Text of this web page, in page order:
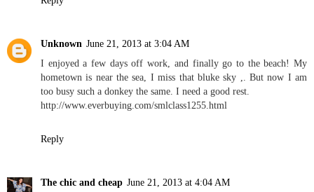
Unknown June 21, 2013 at 3:04 AM
I enjoyed a few days off work, and finally go to the beach! My
hometown is near the sea, I miss that bluke sky ,. But now I am
too busy such a donkey the same. I need a good rest.
http://www.everbuying.com/smlclass1255.html
Reply
The chic and cheap June 21, 2013 at 4:04 AM